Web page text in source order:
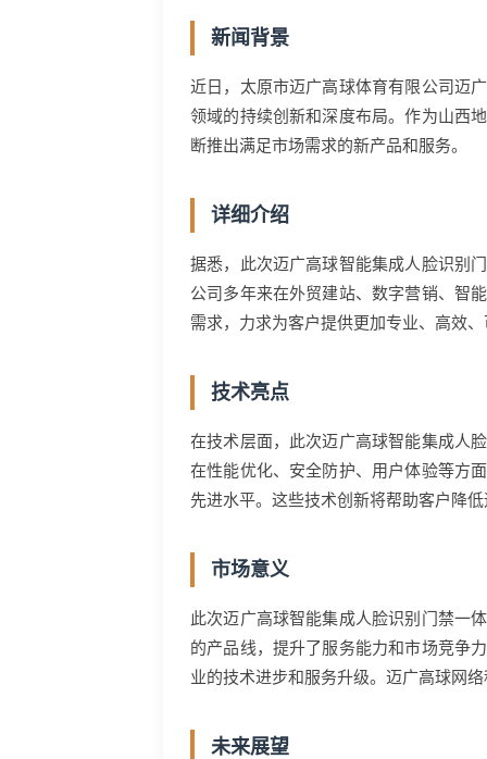
新闻背景
近日，太原市迈广高球体育有限公司迈
领域的持续创新和深度布局。作为山西
断推出满足市场需求的新产品和服务。
详细介绍
据悉，此次迈广高球智能集成人脸识别
公司多年来在外贸建站、数字营销、智
需求，力求为客户提供更加专业、高效
技术亮点
在技术层面，此次迈广高球智能集成人
在性能优化、安全防护、用户体验等方
先进水平。这些技术创新将帮助客户降
市场意义
此次迈广高球智能集成人脸识别门禁一
的产品线，提升了服务能力和市场竞争
业的技术进步和服务升级。迈广高球网
未来展望